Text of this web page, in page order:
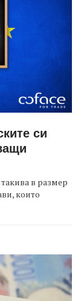
си
в размер
които